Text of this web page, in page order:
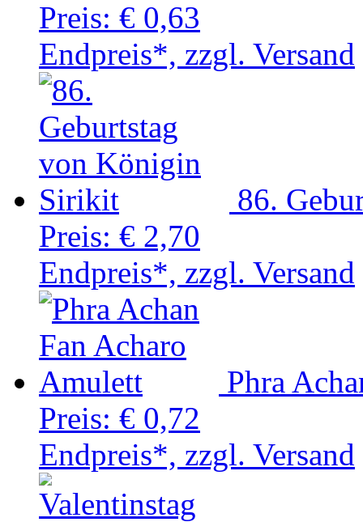
Preis: € 0,63
Endpreis*, zzgl. Versand
86.
Preis: € 2,70
Endpreis*, zzgl. Versand
Phra
Preis: € 0,72
Endpreis*, zzgl. Versand